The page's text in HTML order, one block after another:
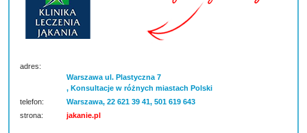
adres:
Warszawa ul. Plastyczna 7
, Konsultacje w różnych miastach Polski
telefon:
Warszawa, 22 621 39 41, 501 619 643
strona:
jakanie.pl